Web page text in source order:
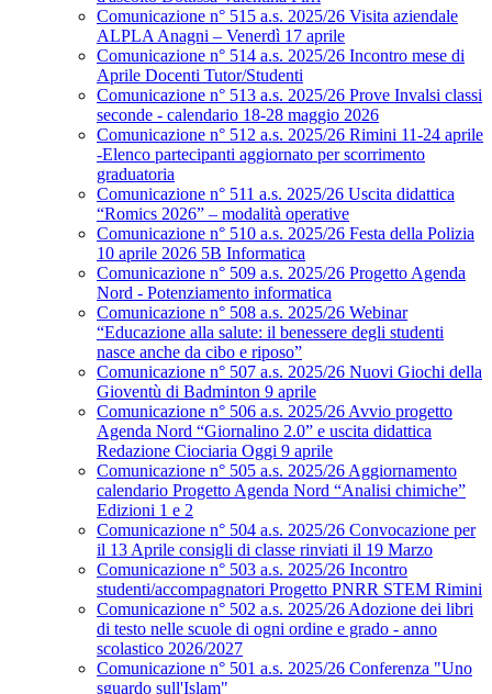
Comunicazione n° 515 a.s. 2025/26 Visita aziendale
ALPLA Anagni – Venerdì 17 aprile
Comunicazione n° 514 a.s. 2025/26 Incontro mese di
Aprile Docenti Tutor/Studenti
Comunicazione n° 513 a.s. 2025/26 Prove Invalsi classi
seconde - calendario 18-28 maggio 2026
Comunicazione n° 512 a.s. 2025/26 Rimini 11-24 aprile
-Elenco partecipanti aggiornato per scorrimento
graduatoria
Comunicazione n° 511 a.s. 2025/26 Uscita didattica
“Romics 2026” – modalità operative
Comunicazione n° 510 a.s. 2025/26 Festa della Polizia
10 aprile 2026 5B Informatica
Comunicazione n° 509 a.s. 2025/26 Progetto Agenda
Nord - Potenziamento informatica
Comunicazione n° 508 a.s. 2025/26 Webinar
“Educazione alla salute: il benessere degli studenti
nasce anche da cibo e riposo”
Comunicazione n° 507 a.s. 2025/26 Nuovi Giochi della
Gioventù di Badminton 9 aprile
Comunicazione n° 506 a.s. 2025/26 Avvio progetto
Agenda Nord “Giornalino 2.0” e uscita didattica
Redazione Ciociaria Oggi 9 aprile
Comunicazione n° 505 a.s. 2025/26 Aggiornamento
calendario Progetto Agenda Nord “Analisi chimiche”
Edizioni 1 e 2
Comunicazione n° 504 a.s. 2025/26 Convocazione per
il 13 Aprile consigli di classe rinviati il 19 Marzo
Comunicazione n° 503 a.s. 2025/26 Incontro
studenti/accompagnatori Progetto PNRR STEM Rimini
Comunicazione n° 502 a.s. 2025/26 Adozione dei libri
di testo nelle scuole di ogni ordine e grado - anno
scolastico 2026/2027
Comunicazione n° 501 a.s. 2025/26 Conferenza "Uno
sguardo sull'Islam"